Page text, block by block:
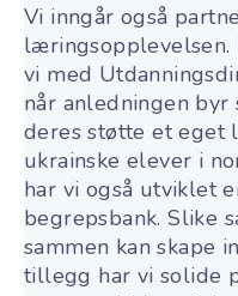
Vi inngår også
læringsopplevelsen.
vi med
når anledningen
deres støtte et
ukrainske elever i
har vi også utviklet
begrepsbank. Slike
sammen kan skape
tillegg har vi solide